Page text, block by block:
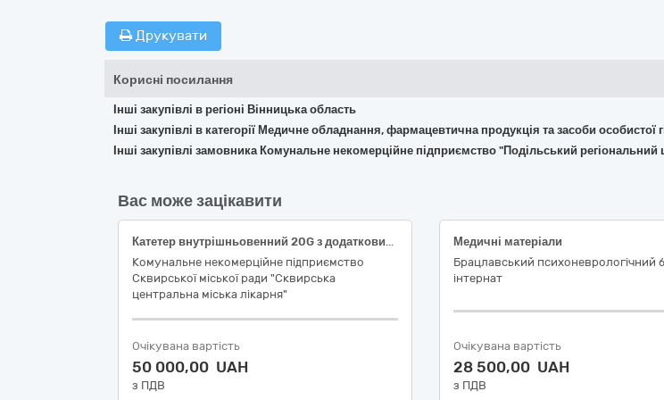
Друкувати
Корисні посилання
Інші закупівлі в регіоні Вінницька область
Інші закупівлі в категорії Медичне обладнання, фармацевтична продукція та засоби особистої
Інші закупівлі замовника Комунальне некомерційне підприємство "Подільський регіональний
Вас може зацікавити
Катетер внутрішньовенний 20G з додатковим ін`єкційним портом, довжина катетера 32 мм, відкритого типу, без захисного механізму голки, без подовжувача, з рентгенкотрастною смужкою; Катетер внутрішньовенний 22G з додатковим ін`єкційним портом, довжина катетера 25 мм, відкритого типу, без захисного механізму голки, без подовжувача, з рентгенкотрастною смужкою; Катетер внутрішньовенний 24G з додатковим ін`єкційним портом, довжина катетера 19 мм, відкритого типу, без захисного механізму голки, без подовжувача, з рентгенкотрастною смужкою; Катетер внутрішньовенний 26G з додатковим ін`єкційним портом, довжина катетера 19 мм, відкритого типу, без захисного механізму голки, без подовжувача, з рентгенкотрастною смужкою, кольорове докування; Рукавички медичні оглядові: нестерильні, матеріал виготовлення: латекс, з пудрою, розмір (ДСТУ EN 455-2:2015): L; Рукавички медичні оглядові: нестерильні, матеріал виготовлення: латекс, з пудрою, розмір (ДСТУ EN 455-2:2015): M; Рукавички медичні оглядові: нестерильні, матеріал виготовлення: латекс, з пудрою, розмір (ДСТУ EN 455-2:2015): S
Комунальне некомерційне підприємство
Сквирської міської ради "Сквирська
центральна міська лікарня"
Очікувана вартість
50 000,00 UAH
з ПДВ
Медичні матеріали
Брацлавський психоневрологічний
інтернат
Очікувана вартість
28 500,00 UAH
з ПДВ